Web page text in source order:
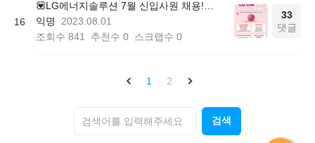
16
익명
2023.08.01
조회수 841 추천수 0 스크랩수 0
33
댓글
1 2
검색